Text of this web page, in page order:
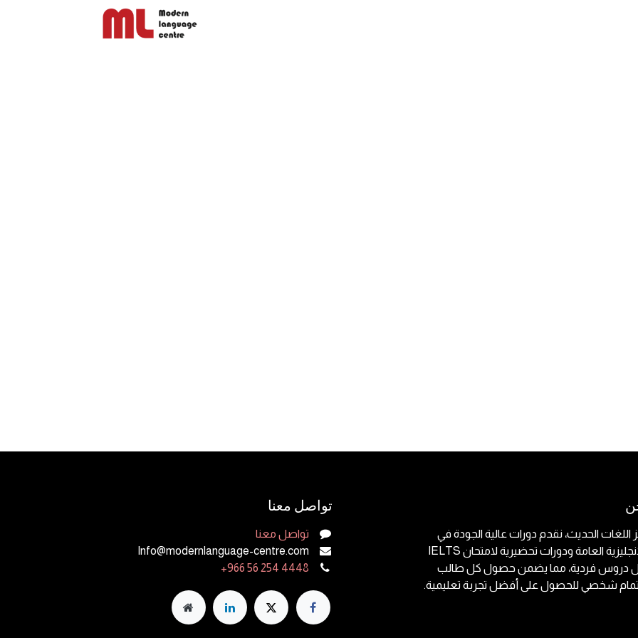
معرض الصور تواصل معنا
اللغات الحديث، نقدم دورات عالية الجودة في
اللغة الإنجليزية العامة ودورات تحضيرية لامتحان IELTS
دروس فردية، مما يضمن حصول كل طالب
شخصي للحصول على أفضل تجربة تعليمية.
تواصل معنا
تواصل معنا
Info@modernlanguage-centre.com
+966 56 254 4448